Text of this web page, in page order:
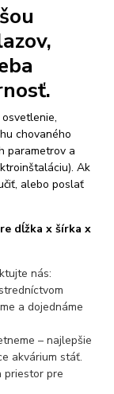
chovaného
parametrov a
Ak
alebo poslať
dĺžka x šírka x
nás:
a dojednáme
– najlepšie
akvárium stáť.
priestor pre